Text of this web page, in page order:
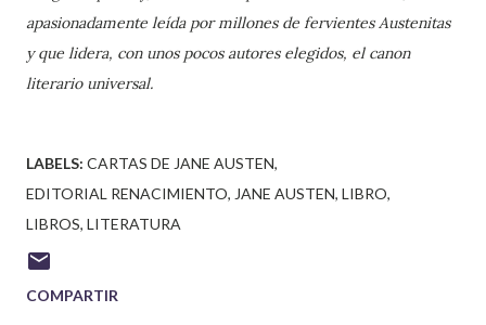
apasionadamente leída por millones de fervientes Austenitas
y que lidera, con unos pocos autores elegidos, el canon
literario universal.
LABELS: CARTAS DE JANE AUSTEN
EDITORIAL RENACIMIENTO JANE AUSTEN LIBRO
LIBROS LITERATURA
COMPARTIR